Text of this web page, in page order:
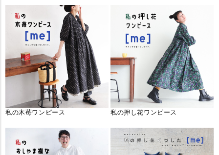
私の木苺ワンピース 私の押し花ワンピース